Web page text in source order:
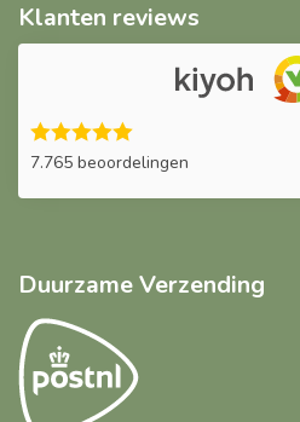
Klanten reviews
7.765 beoordelingen
Duurzame Verzending